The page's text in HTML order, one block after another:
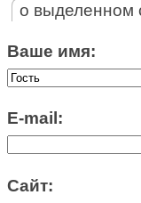
о выделенном
Ваше имя:
E-mail:
Сайт: